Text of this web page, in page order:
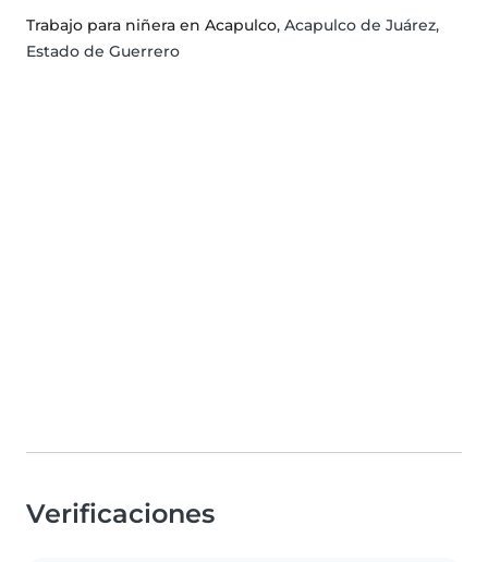
Trabajo para niñera en Acapulco, Acapulco de Juárez,
Estado de Guerrero
Verificaciones